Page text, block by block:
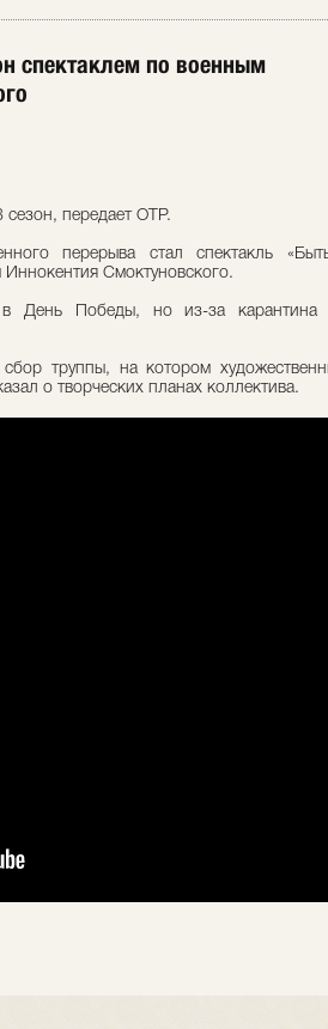
спектаклем по военным
сезон, передает ОТР.
перерыва стал спектакль
Смоктуновского.
в День Победы, но из-за карантина
труппы, на котором
о творческих планах коллектива.